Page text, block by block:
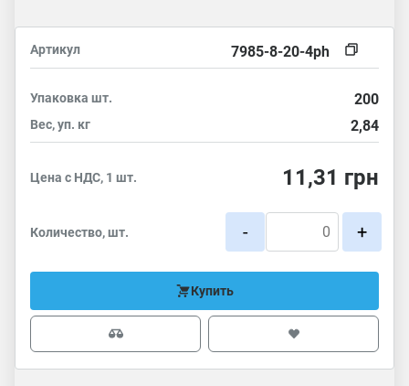
Артикул 7985-8-20-4ph
Упаковка шт. 200
Вес, уп. кг 2,84
Цена с НДС, 1 шт. 11,31 грн
Количество, шт. - +
Купить